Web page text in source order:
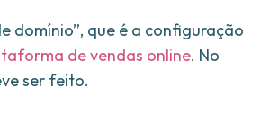
domínio”, que é a configuração
de vendas online. No
ser feito.